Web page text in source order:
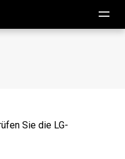
Sie die LG-